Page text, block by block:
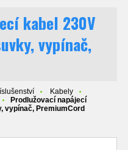
kabel 230V
vypínač,
Kabely
Prodlužovací napájecí
vypínač, PremiumCord